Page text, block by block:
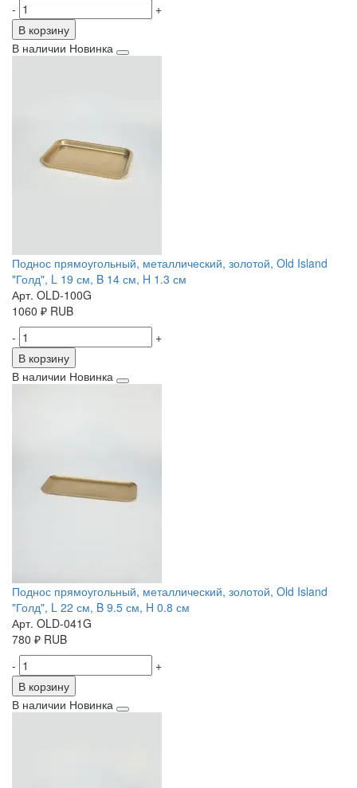
-
+
В корзину
В наличии Новинка
Поднос прямоугольный, металлический, золотой, Old Island
"Голд", L 19 см, B 14 см, H 1.3 см
Арт. OLD-100G
1060 ₽ RUB
-
+
В корзину
В наличии Новинка
Поднос прямоугольный, металлический, золотой, Old Island
"Голд", L 22 см, B 9.5 см, H 0.8 см
Арт. OLD-041G
780 ₽ RUB
-
+
В корзину
В наличии Новинка